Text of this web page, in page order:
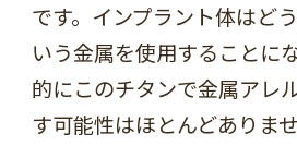
です。インプラント体はど
いう金属を使用することに
的にこのチタンで金属アレ
す可能性はほとんどありませ